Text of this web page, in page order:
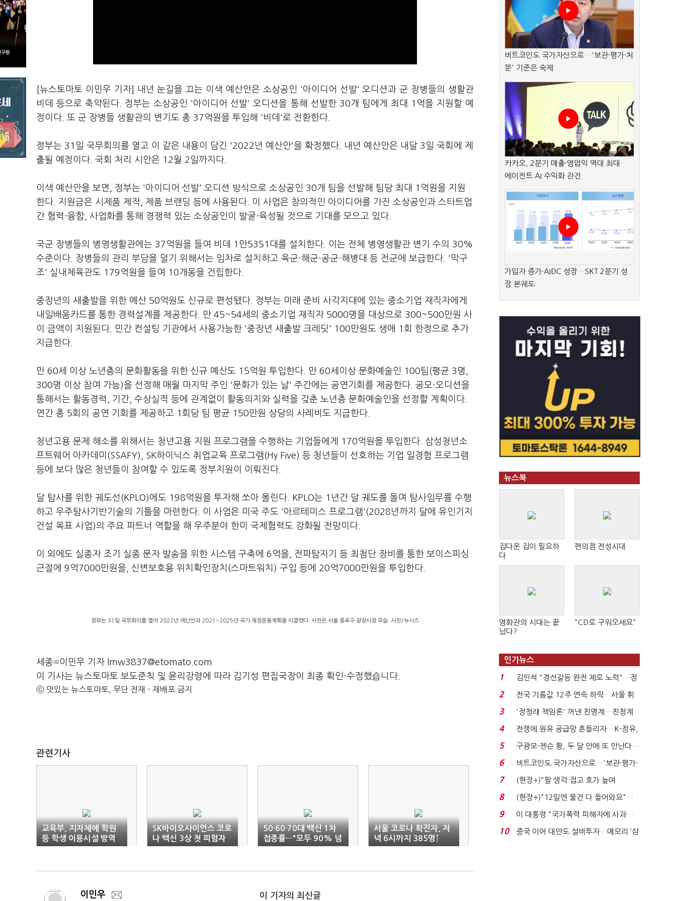
[뉴스토마토 이민우 기자] 내년 눈길을 끄는 이색 예산안은 소상공인 '아이디어 선발' 오디션과 군 장병들의 생활관
비데 등으로 축약된다. 정부는 소상공인 '아이디어 선발' 오디션을 통해 선발한 30개 팀에게 최대 1억을 지원할 예
정이다. 또 군 장병들 생활관의 변기도 총 37억원을 투입해 '비데'로 전환한다.
정부는 31일 국무회의를 열고 이 같은 내용이 담긴 '2022년 예산안'을 확정했다. 내년 예산안은 내달 3일 국회에 제
출될 예정이다. 국회 처리 시안은 12월 2일까지다.
이색 예산안을 보면, 정부는 '아이디어 선발' 오디션 방식으로 소상공인 30개 팀을 선발해 팀당 최대 1억원을 지원
한다. 지원금은 시제품 제작, 제품 브랜딩 등에 사용된다. 이 사업은 창의적인 아이디어를 가진 소상공인과 스타트업
간 협력·융합, 사업화를 통해 경쟁력 있는 소상공인이 발굴·육성될 것으로 기대를 모으고 있다.
국군 장병들의 병영생활관에는 37억원을 들여 비데 1만5351대를 설치한다. 이는 전체 병영생활관 변기 수의 30%
수준이다. 장병들의 관리 부담을 덜기 위해서는 임차로 설치하고 육군·해군·공군·해병대 등 전군에 보급한다. '막구
조' 실내체육관도 179억원을 들여 10개동을 건립한다.
중장년의 새출발을 위한 예산 50억원도 신규로 편성됐다. 정부는 미래 준비 사각지대에 있는 중소기업 재직자에게
내일배움카드를 통한 경력설계를 제공한다. 만 45~54세의 중소기업 재직자 5000명을 대상으로 300~500만원 사
이 금액이 지원된다. 민간 컨설팅 기관에서 사용가능한 '중장년 새출발 크레딧' 100만원도 생애 1회 한정으로 추가
지급한다.
만 60세 이상 노년층의 문화활동을 위한 신규 예산도 15억원 투입한다. 만 60세이상 문화예술인 100팀(평균 3명,
300명 이상 참여 가능)을 선정해 매월 마지막 주인 '문화가 있는 날' 주간에는 공연기회를 제공한다. 공모·오디션을
통해서는 활동경력, 기간, 수상실적 등에 관계없이 활동의지와 실력을 갖춘 노년층 문화예술인을 선정할 계획이다.
연간 총 5회의 공연 기회를 제공하고 1회당 팀 평균 150만원 상당의 사례비도 지급한다.
청년고용 문제 해소를 위해서는 청년고용 지원 프로그램을 수행하는 기업들에게 170억원을 투입한다. 삼성청년소
프트웨어 아카데미(SSAFY), SK하이닉스 취업교육 프로그램(Hy Five) 등 청년들이 선호하는 기업 일경험 프로그램
등에 보다 많은 청년들이 참여할 수 있도록 정부지원이 이뤄진다.
달 탐사를 위한 궤도선(KPLO)에도 198억원을 투자해 쏘아 올린다. KPLO는 1년간 달 궤도를 돌며 탐사임무를 수행
하고 우주탐사기반기술의 기틀을 마련한다. 이 사업은 미국 주도 '아르테미스 프로그램'(2028년까지 달에 유인기지
건설 목표 사업)의 주요 파트너 역할을 해 우주분야 한미 국제협력도 강화될 전망이다.
이 외에도 실종자 조기 실종 문자 발송을 위한 시스템 구축에 6억을, 전파탐지기 등 최첨단 장비를 통한 보이스피싱
근절에 9억7000만원을, 신변보호용 위치확인장치(스마트워치) 구입 등에 20억7000만원을 투입한다.
정부는 31일 국무회의를 열어 2022년 예산안과 2021~2025년 국가 재정운용계획을 의결했다. 사진은 서울 종로구 광장시장 모습. 사진/뉴시스
세종=이민우 기자 lmw3837@etomato.com
이 기사는 뉴스토마토 보도준칙 및 윤리강령에 따라 김기성 편집국장이 최종 확인·수정했습니다.
ⓒ 맛있는 뉴스토마토, 무단 전재 - 재배포 금지
관련기사
교육부, 지자체에 학원
등 학생 이용시설 방역
협조 요청
SK바이오사이언스 코로
나 백신 3상 첫 피험자
투여
50·60·70대 백신 1차
접종률…"모두 90% 넘
었다"
서울 코로나 확진자, 저
녁 6시까지 385명↑
이민우 이 기자의 최신글
비트코인도 국가자산으로…'보관·평가·처
분' 기준은 숙제
카카오, 2분기 매출·영업익 역대 최대…
에이전트 AI 수익화 관건
가입자 증가·AIDC 성장…SKT 2분기 성
장 본궤도
뉴스북
집다운 집이 필요하
다
편의점 전성시대
영화관의 시대는 끝
났다?
"CD로 구워오세요"
인기뉴스
1
김민석 "경선갈등 완전 제로 노력"…정
청래 "반명 공세 사...
2
전국 기름값 12주 연속 하락…서울 휘
발윳값 1909원...
3
'정청래 책임론' 꺼낸 친명계…친청계
는 추가투표 때리기...
4
전쟁에 원유 공급망 흔들리자…K-정유,
에너지안보 핵심...
5
구광모-젠슨 황, 두 달 만에 또 만난다…
로봇·AI 등 논...
6
비트코인도 국가자산으로…'보관·평가·
처분' 기준은 ...
7
(현장+)"팔 생각 접고 호가 높여
요"…'덜 똘똘한 한 채' 20...
8
(현장+)"12일엔 물건 다 들어와요"…
빈 매대 채우며 문 연 ...
9
이 대통령 "국가폭력 피해자에 사과…
적극적 조사로 진...
10
중국 이어 대만도 설비투자…메모리 ‘삼